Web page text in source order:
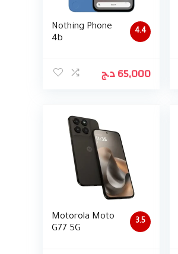
4.4
Nothing Phone
4b
65,000د.ج
3.5
Motorola Moto
G77 5G